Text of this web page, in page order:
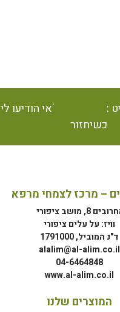
אינו זמין במלאי הודיעו לי
כשיחזור
– מרכז לצמחי מרפא
8, מושב ציפורי
וויז: על עלים ציפורי
ד"נ המוביל, 1791000
alalim@al-alim.co.il
04-6464848
www.al-alim.co.il
המוצרים שלנו